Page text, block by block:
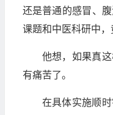
还是普通的感冒、
课题和中医科研中，
他想，如果真
有痛苦了。
在具体实施顺